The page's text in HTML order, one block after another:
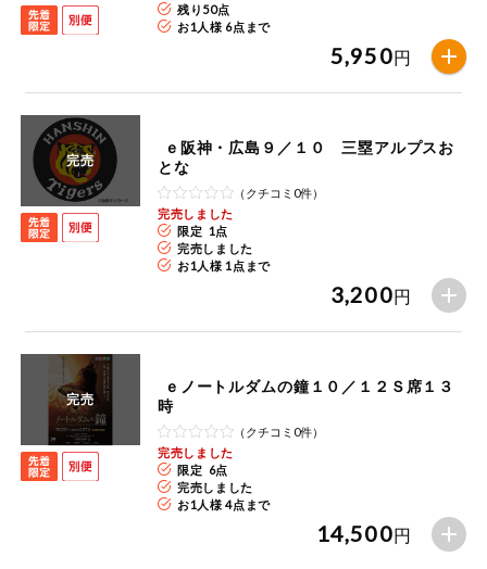
食品から探す
目的から探す
生協独自
自動注文システム登録
自動注文システム登録を確認する
自動注文システム登録を修正する
くらしの定番品（毎週企画）
乾物・粉類
調味料・だ
し・油・ルー
おやつ
酒・ノンアル
切り花・仏花
ティッシュ・
トイレットペ
ーパー
特定原材料
乳
落花生
特定原材料に準ずるもの
アーモンド あわび
カシューナッツ
さけ さば ゼラチン 大豆
鶏肉 バナナ
マカダミアナッツ もも
残り 50点
お1人様 6点まで
5,950円
完売
とな
（クチコミ0件）
完売しました
限定 1点
完売しました
お1人様 1点まで
3,200円
完売
時
（クチコミ0件）
完売しました
限定 6点
完売しました
お1人様 4点まで
14,500円